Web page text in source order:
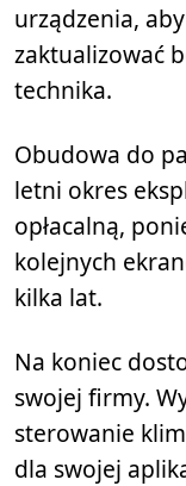
urządzenia,
zaktualizować
technika.
Obudowa do
letni okres
opłacalną,
kolejnych
kilka lat.
Na koniec
swojej firmy.
sterowanie
dla swojej